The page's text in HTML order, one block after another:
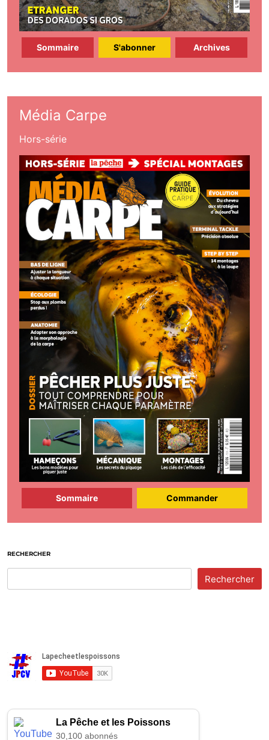
Sommaire S'abonner Archives
Média Carpe
Hors-série
Sommaire Commander
RECHERCHER
Rechercher
La Pêche et les Poissons
30,100 abonnés